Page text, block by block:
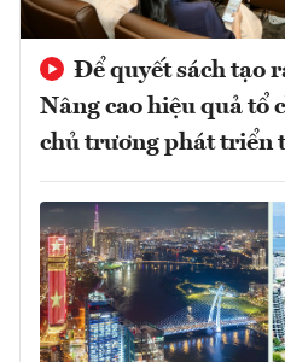
Để quyết sách tạo
Nâng cao hiệu quả tổ
chủ trương phát triển